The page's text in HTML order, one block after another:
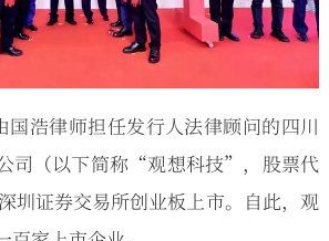
国浩律师担任发行人法律顾问的四川
司（以下简称“观想科技”，股票代
圳证券交易所创业板上市。自此，观